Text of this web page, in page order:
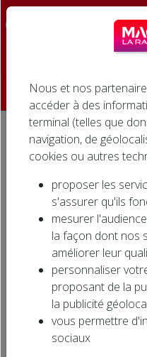
Accueil
Émissions
Infos
Agenda
Jeux
Cinéma
Rechercher
Nous et nos
accéder à des
terminal (telles que
navigation, de
cookies ou autres
proposer les
s'assurer qu'ils
mesurer
la façon dont nos
améliorer leur
personnaliser
proposant de la
la publicité
vous permettre
sociaux
Accueil Agenda associatif
TOURNOI
Le Lions Club
tournoi de golf au
samedi 11 juillet